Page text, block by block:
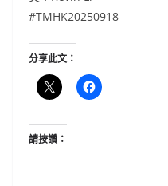
#TMHK20250918
分享此文：
請按讚：